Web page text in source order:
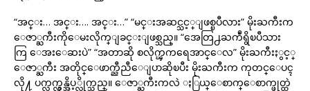
“အင္း… အင္း…. အင္း…” “မင္းအဆင္သင့္ျဖစ္ၿပီလား” မိုးႀကီးက
ေဇာ္ႀကီးကိုေမးလိုက္ျခင္းျဖစ္သည္။ “အေတြ႕ႀကဳံရွိၿပီသား
ကြ ေအးေဆးပဲ” “အတာဆို စလိုက္ၾကရေအာင္ေလ” မိုးႀကီးႏွင့္
ေဇာ္ႀကီး အတိုင္ေဖာက္ညီညီေျပာဆိုၿပီး မိုးႀကီးက ကုတင္ေပၚ
လို႔ ပက္လက္လွန္အိပ့္လိုက္သည္။ ေဇာ္ႀကီးကလဲ ႏြယ္ေစာက္ေစာက္ဖုတ္ထဲ